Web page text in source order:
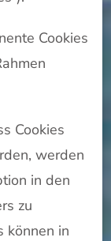
Cookies
Cookies
werden
in den
zu
können in